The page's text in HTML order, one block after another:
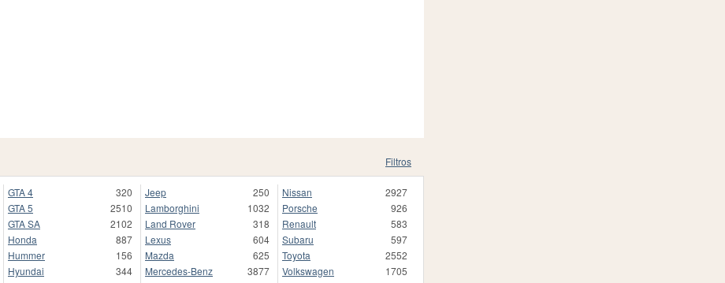
Filtros
GTA 4
320
GTA 5
2510
GTA SA
2102
Honda
887
Hummer
156
Hyundai
344
Jeep
250
Lamborghini
1032
Land Rover
318
Lexus
604
Mazda
625
Mercedes-Benz
3877
Nissan
2927
Porsche
926
Renault
583
Subaru
597
Toyota
2552
Volkswagen
1705